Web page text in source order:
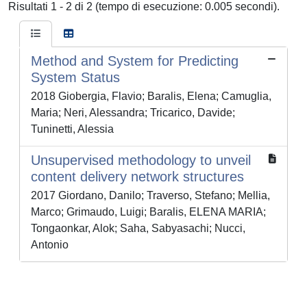
Risultati 1 - 2 di 2 (tempo di esecuzione: 0.005 secondi).
Method and System for Predicting
System Status
2018 Giobergia, Flavio; Baralis, Elena; Camuglia,
Maria; Neri, Alessandra; Tricarico, Davide;
Tuninetti, Alessia
Unsupervised methodology to unveil
content delivery network structures
2017 Giordano, Danilo; Traverso, Stefano; Mellia,
Marco; Grimaudo, Luigi; Baralis, ELENA MARIA;
Tongaonkar, Alok; Saha, Sabyasachi; Nucci,
Antonio